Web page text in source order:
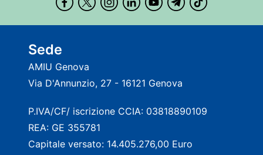
Sede
AMIU Genova
Via D'Annunzio, 27 - 16121 Genova
P.IVA/CF/ iscrizione CCIA: 03818890109
REA: GE 355781
Capitale versato: 14.405.276,00 Euro